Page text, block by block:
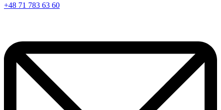
+48 71 783 63 60